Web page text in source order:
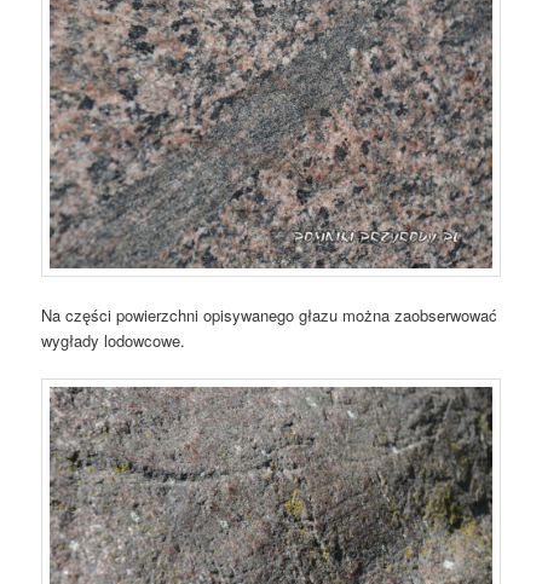
Na części powierzchni opisywanego głazu można zaobserwować
wygłady lodowcowe.